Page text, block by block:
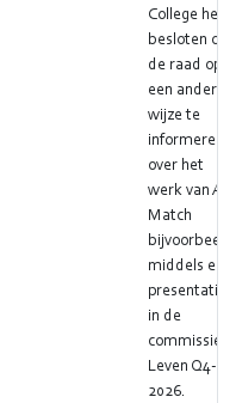
College heeft
besloten om
de raad op
een andere
wijze te
informeren
over het
werk van AM
Match
bijvoorbeeld
middels een
presentatie
in de
commissie
Leven Q4-
2026.